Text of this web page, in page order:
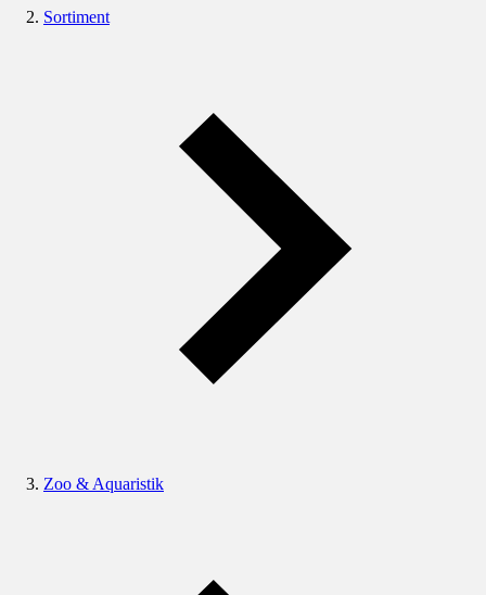
Sortiment
Zoo & Aquaristik